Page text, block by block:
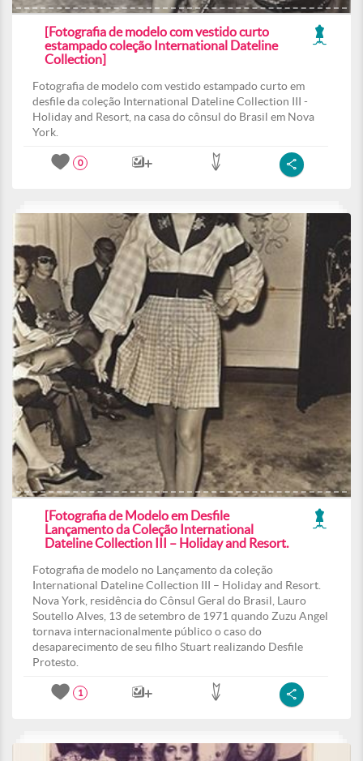
[Fotografia de modelo com vestido curto
estampado coleção International Dateline
Collection]
Fotografia de modelo com vestido estampado curto em
desfile da coleção International Dateline Collection III -
Holiday and Resort, na casa do cônsul do Brasil em Nova
York.
0
[Fotografia de Modelo em Desfile
Lançamento da Coleção International
Dateline Collection III – Holiday and Resort.
Fotografia de modelo no Lançamento da coleção
International Dateline Collection III – Holiday and Resort.
Nova York, residência do Cônsul Geral do Brasil, Lauro
Soutello Alves, 13 de setembro de 1971 quando Zuzu Angel
tornava internacionalmente público o caso do
desaparecimento de seu filho Stuart realizando Desfile
Protesto.
1